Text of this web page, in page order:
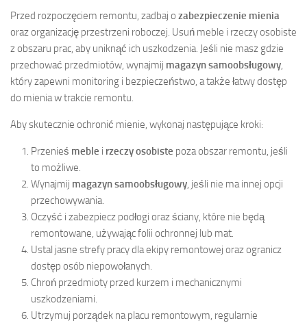
Przed rozpoczęciem remontu, zadbaj o zabezpieczenie mienia
oraz organizację przestrzeni roboczej. Usuń meble i rzeczy osobiste
z obszaru prac, aby uniknąć ich uszkodzenia. Jeśli nie masz gdzie
przechować przedmiotów, wynajmij magazyn samoobsługowy,
który zapewni monitoring i bezpieczeństwo, a także łatwy dostęp
do mienia w trakcie remontu.
Aby skutecznie ochronić mienie, wykonaj następujące kroki:
Przenieś meble i rzeczy osobiste poza obszar remontu, jeśli
to możliwe.
Wynajmij magazyn samoobsługowy, jeśli nie ma innej opcji
przechowywania.
Oczyść i zabezpiecz podłogi oraz ściany, które nie będą
remontowane, używając folii ochronnej lub mat.
Ustal jasne strefy pracy dla ekipy remontowej oraz ogranicz
dostęp osób niepowołanych.
Chroń przedmioty przed kurzem i mechanicznymi
uszkodzeniami.
Utrzymuj porządek na placu remontowym, regularnie